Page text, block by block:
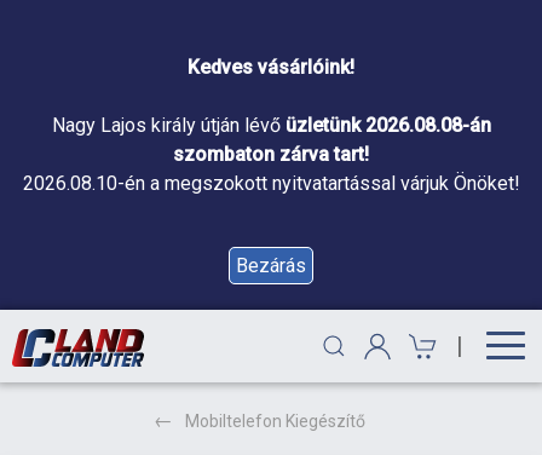
Kedves vásárlóink!
Nagy Lajos király útján lévő üzletünk 2026.08.08-án
szombaton zárva tart!
2026.08.10-én a megszokott nyitvatartással várjuk Önöket!
Bezárás
|
Mobiltelefon Kiegészítő